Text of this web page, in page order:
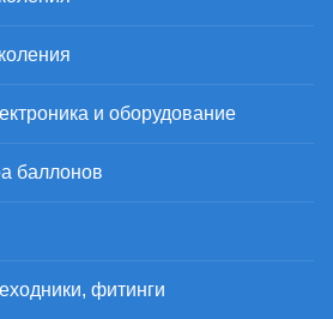
и оборудование
баллонов
фитинги